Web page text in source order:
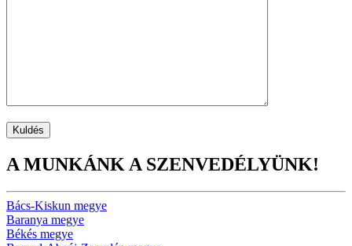
A MUNKÁNK A SZENVEDÉLYÜNK!
Bács-Kiskun megye
Baranya megye
Békés megye